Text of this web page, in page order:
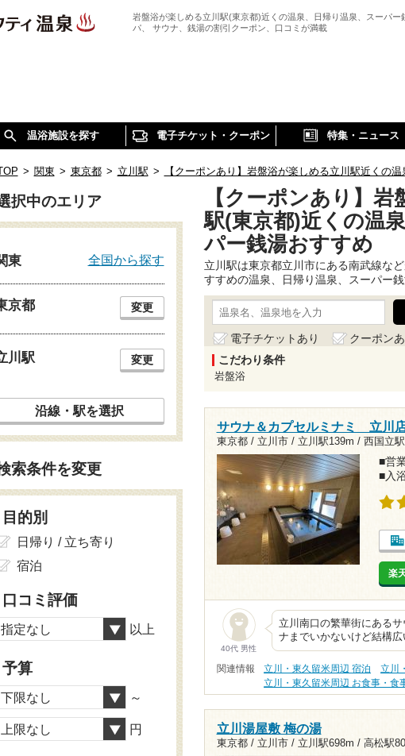
岩盤浴が楽しめる立川駅(東京都)近くの温泉、日帰り温泉、スーパー
パ、 サウナ、銭湯の割引クーポン、口コミが満載
温浴施設を探す 電子チケット・クーポン 特集・ニュース
> 関東 > 東京都 > 立川駅 > 【クーポンあり】岩盤浴が楽しめる立川駅近くの
【クーポンあり】岩
駅(東京都)近くの温
パー銭湯おすすめ
立川駅は東京都立川市にある南武線な
すすめの温泉、日帰り温泉、スーパー銭
電子チケットあり クーポン
こだわり条件
岩盤浴
サウナ＆カプセルミナミ 立川
東京都 / 立川市 / 立川駅139m / 西国立
■営
■入
楽
40代 男性
立川南口の繁華街にある
ナまでいかないけど結構
関連情報 立川・東久留米周辺 宿泊 立川
立川・東久留米周辺 お食事・食
立川湯屋敷 梅の湯
東京都 / 立川市 / 立川駅698m / 高松駅
択中のエリア
東 全国から探す
京都 変更
川駅 変更
沿線・駅を選択
索条件を変更
目的別
日帰り / 立ち寄り
宿泊
口コミ評価
指定なし 以上
予算
下限なし ～
上限なし 円